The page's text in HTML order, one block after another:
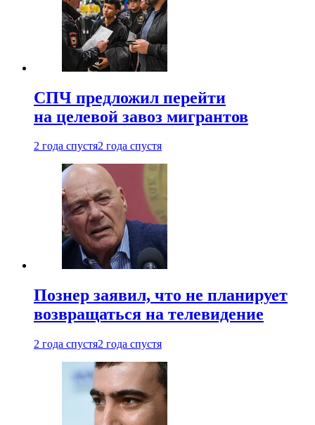
СПЧ предложил перейти
на целевой завоз мигрантов
2 года спустя2 года спустя
Познер заявил, что не планирует
возвращаться на телевидение
2 года спустя2 года спустя